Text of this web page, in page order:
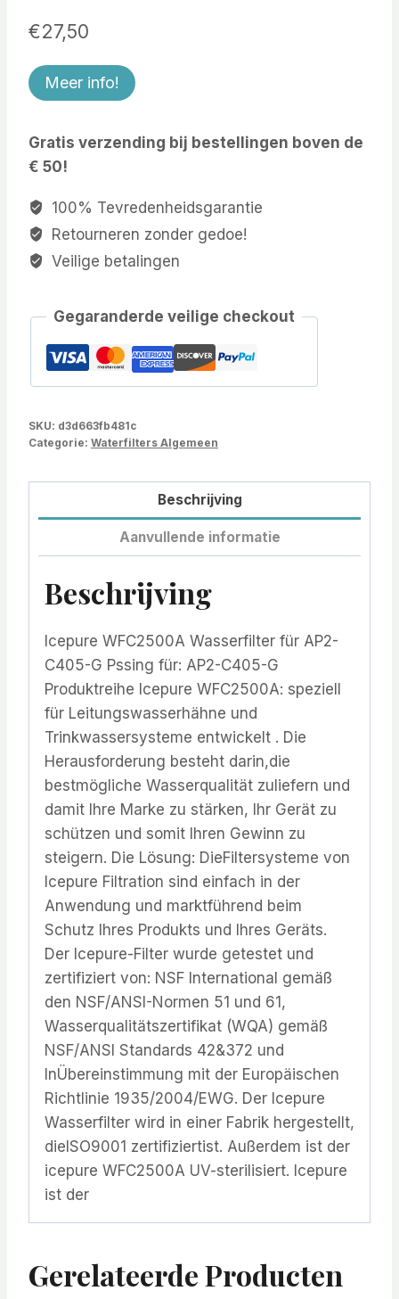
€27,50
Meer info!
Gratis verzending bij bestellingen boven de
€ 50!
100% Tevredenheidsgarantie
Retourneren zonder gedoe!
Veilige betalingen
Gegaranderde veilige checkout
SKU: d3d663fb481c
Categorie: Waterfilters Algemeen
Beschrijving
Aanvullende informatie
Beschrijving
Icepure WFC2500A Wasserfilter für AP2-
C405-G Pssing für: AP2-C405-G
Produktreihe Icepure WFC2500A: speziell
für Leitungswasserhähne und
Trinkwassersysteme entwickelt . Die
Herausforderung besteht darin,die
bestmögliche Wasserqualität zuliefern und
damit Ihre Marke zu stärken, Ihr Gerät zu
schützen und somit Ihren Gewinn zu
steigern. Die Lösung: DieFiltersysteme von
Icepure Filtration sind einfach in der
Anwendung und marktführend beim
Schutz Ihres Produkts und Ihres Geräts.
Der Icepure-Filter wurde getestet und
zertifiziert von: NSF International gemäß
den NSF/ANSI-Normen 51 und 61,
Wasserqualitätszertifikat (WQA) gemäß
NSF/ANSI Standards 42&372 und
InÜbereinstimmung mit der Europäischen
Richtlinie 1935/2004/EWG. Der Icepure
Wasserfilter wird in einer Fabrik hergestellt,
dieISO9001 zertifiziertist. Außerdem ist der
icepure WFC2500A UV-sterilisiert. Icepure
ist der
Gerelateerde Producten